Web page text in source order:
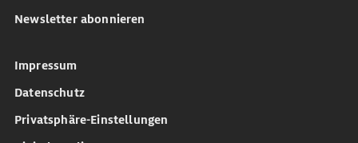
Newsletter abonnieren
Impressum
Datenschutz
Privatsphäre-Einstellungen